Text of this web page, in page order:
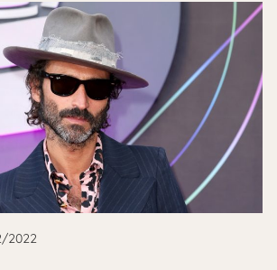
2022